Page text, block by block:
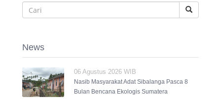
News
06 Agustus 2026 WIB
Nasib Masyarakat Adat Sibalanga Pasca 8
Bulan Bencana Ekologis Sumatera